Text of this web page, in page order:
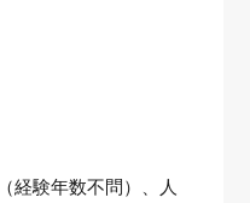
経験年数不問）、人